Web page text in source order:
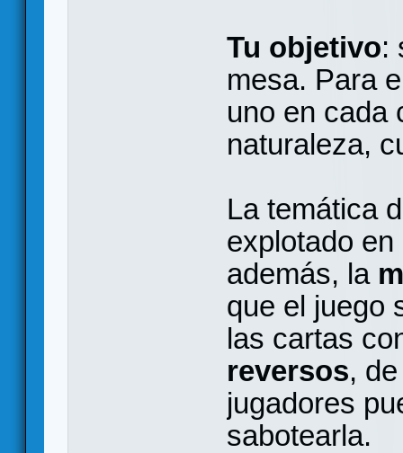
Tu objetivo:
mesa. Para
uno en cada
naturaleza,
La temática
explotado
además, la
que el juego
las cartas
reversos,
jugadores
sabotearla.